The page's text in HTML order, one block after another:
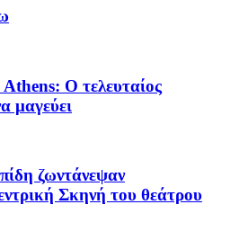
Ο τελευταίος
μαγεύει
ζωντάνεψαν
Σκηνή του θεάτρου